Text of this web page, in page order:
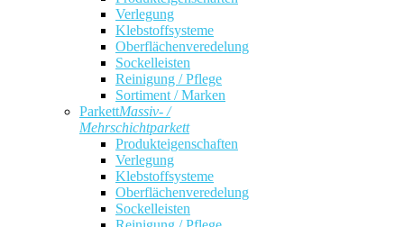
Verlegung
Klebstoffsysteme
Oberflächenveredelung
Sockelleisten
Reinigung / Pflege
Sortiment / Marken
ParkettMassiv- /
Mehrschichtparkett
Produkteigenschaften
Verlegung
Klebstoffsysteme
Oberflächenveredelung
Sockelleisten